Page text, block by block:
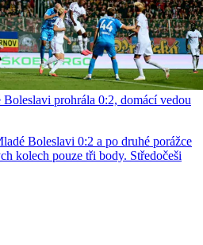
prohrála 0:2, domácí vedou
Boleslavi 0:2 a po druhé porážce
kolech pouze tři body. Středočeši